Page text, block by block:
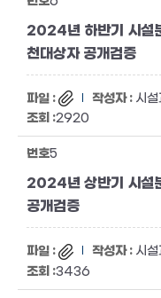
2024년 하반기 시설
천대상자 공개검증
시
2920
5
2024년 상반기 시설
공개검증
시
3436